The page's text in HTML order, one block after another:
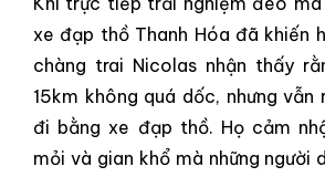
xe đạp thồ Thanh Hóa đã khiến
chàng trai Nicolas nhận thấy
15km không quá dốc, nhưng vẫn
đi bằng xe đạp thồ. Họ cảm
mỏi và gian khổ mà những người